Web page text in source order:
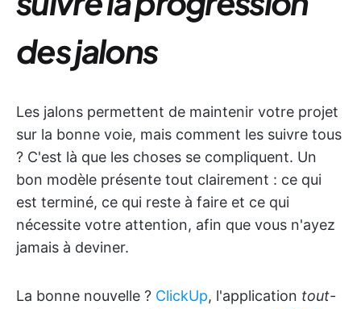
des jalons
Les jalons permettent de maintenir votre projet
sur la bonne voie, mais comment les suivre tous
? C'est là que les choses se compliquent. Un
bon modèle présente tout clairement : ce qui
est terminé, ce qui reste à faire et ce qui
nécessite votre attention, afin que vous n'ayez
jamais à deviner.
La bonne nouvelle ? ClickUp, l'application tout-